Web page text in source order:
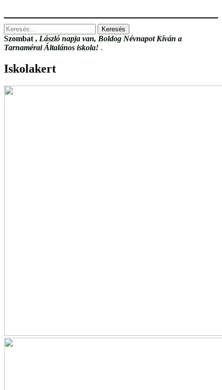
Keresés:
Szombat , László napja van, Boldog Névnapot Kíván a
Tarnamérai Általános iskola! .
Iskolakert